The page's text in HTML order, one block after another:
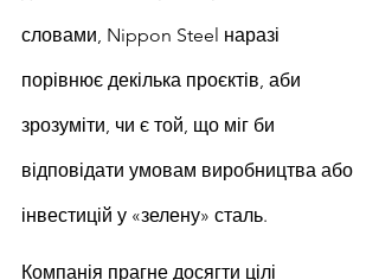
словами, Nippon Steel наразі
порівнює декілька проєктів, аби
зрозуміти, чи є той, що міг би
відповідати умовам виробництва або
інвестицій у «зелену» сталь.
Компанія прагне досягти цілі